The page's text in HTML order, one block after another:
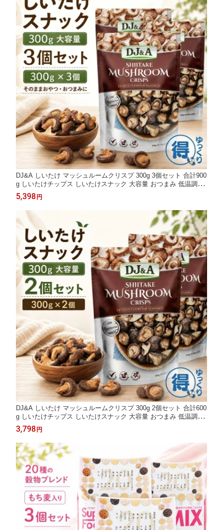
DJ&A しいたけ マッシュルームクリスプ 300g 3個セット 合計900
g しいたけチップス しいたけスナック 大容量 おつまみ 低温調理
サクサク プラントベース きのこ 野菜チップス アレンジ だし 家
飲み おやつ コストコ 送料無料 【ゆっくりお得便】
5,398円
DJ&A しいたけ マッシュルームクリスプ 300g 2個セット 合計600
g しいたけチップス しいたけスナック 大容量 おつまみ 低温調理
サクサク プラントベース きのこ 野菜チップス アレンジ だし 家
飲み おやつ コストコ 送料無料 【ゆっくりお得便】
3,798円